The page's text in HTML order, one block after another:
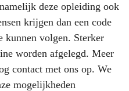
deze opleiding ook
krijgen dan een code
kunnen volgen. Sterker
worden afgelegd. Meer
contact met ons op. We
mogelijkheden